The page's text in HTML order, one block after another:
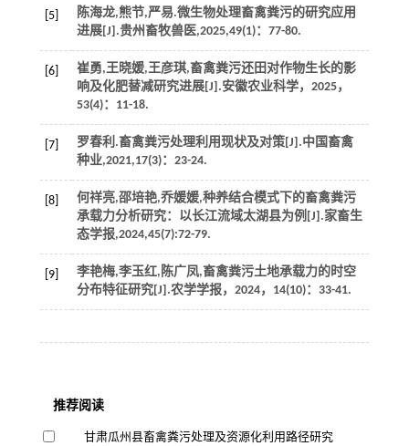
[5]
陈海龙,熊节,严易.微生物处理畜禽粪污的研究应用
进展[J].贵州畜牧兽医,2025,49(1)：77-80.
[6]
崔勇,王晓媛,王彦琪,畜禽粪污还田对作物生长的影
响及化肥替减研究进展[J].安徽农业科学， 2025，
53(4)：11-18.
[7] 罗春利.畜禽粪污处理利用现状及对策[J].中国畜禽
种业,2021,17(3)：23-24.
[8]
何祥亮,邵培艳,乔媛媛,种养结合模式下的畜禽粪污
承载力分析研究：以长江流域太湖县为例[J].家畜生
态学报,2024,45(7):72-79.
[9]
李艳梅,李玉红,陈广凤,畜禽粪污土地承载力的时空
分布特征研究[J].农学学报， 2024， 14(10)：33-41.